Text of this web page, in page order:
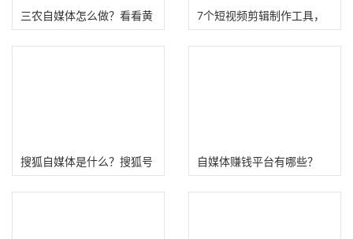
三农自媒体怎么做？看看黄
岛主拆解三农短视频
7个短视频剪辑制作工具，
自媒体赚钱事半功倍！
搜狐自媒体是什么？搜狐号
发文章在百度排名好！
自媒体赚钱平台有哪些？